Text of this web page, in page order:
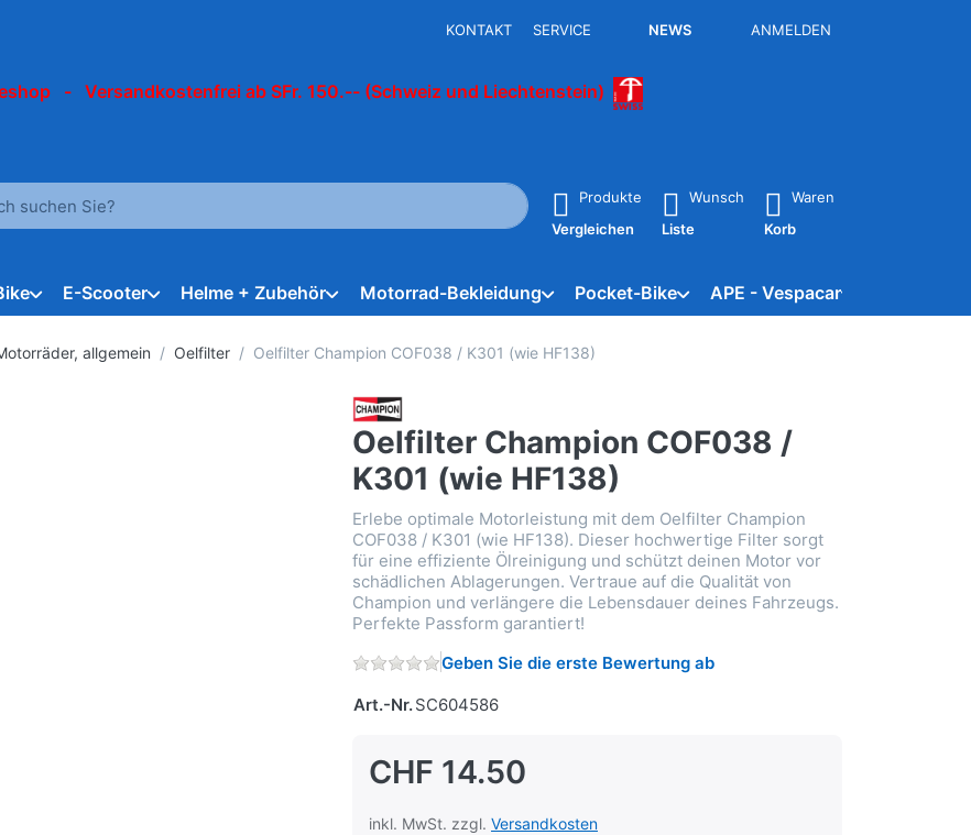
KONTAKT SERVICE NEWS ANMELDEN
- Versandkostenfrei ab SFr. 150.-- (Schweiz und Liechtenstein)
Suchbegriff ein. Während Sie tippen, erscheinen automatisch erste Ergebnisse. Drücken Sie die Eingabetaste, um alle
Produkte
Vergleichen
Wunsch
Liste
Waren
Korb
E-Scooter Helme + Zubehör Motorrad-Bekleidung Pocket-Bike APE - Vespacar
allgemein Oelfilter Oelfilter Champion COF038 / K301 (wie HF138)
Oelfilter Champion COF038 /
K301 (wie HF138)
Erlebe optimale Motorleistung mit dem Oelfilter Champion
COF038 / K301 (wie HF138). Dieser hochwertige Filter sorgt
für eine effiziente Ölreinigung und schützt deinen Motor vor
schädlichen Ablagerungen. Vertraue auf die Qualität von
Champion und verlängere die Lebensdauer deines Fahrzeugs.
Perfekte Passform garantiert!
Geben Sie die erste Bewertung ab
Art.-Nr.SC604586
CHF 14.50
inkl. MwSt. zzgl. Versandkosten